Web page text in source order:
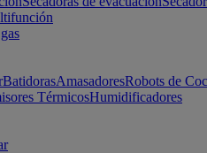
BatidorasAmasadoresRobots de
TérmicosHumidificadores